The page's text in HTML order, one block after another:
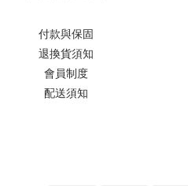
付款與保固
退換貨須知
會員制度
配送須知